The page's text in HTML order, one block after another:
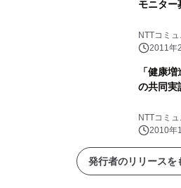
モニター
NTTコミ
ナント株式
2011年
「健康
の共同実
NTTコミ
ゾナント
2010年
発行者のリリースを